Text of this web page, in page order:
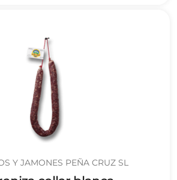
Y JAMONES PEÑA CRUZ SL